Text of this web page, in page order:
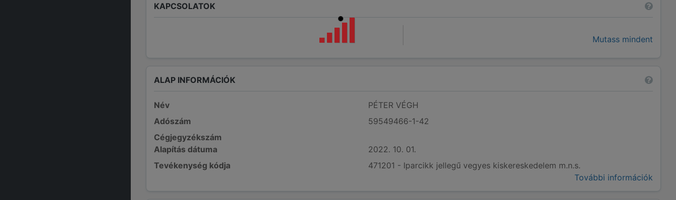
KAPCSOLATOK
Mutass mindent
ALAP INFORMÁCIÓK
Név
PÉTER VÉGH
Adószám
59549466-1-42
Cégjegyzékszám
Alapítás dátuma
2022. 10. 01.
Tevékenység kódja
471201 - Iparcikk jellegű vegyes kiskereskedelem m.n.s.
További információk